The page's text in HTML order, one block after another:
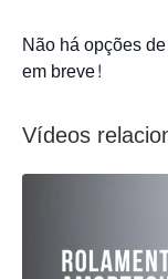
Não há opções
em breve!
Vídeos